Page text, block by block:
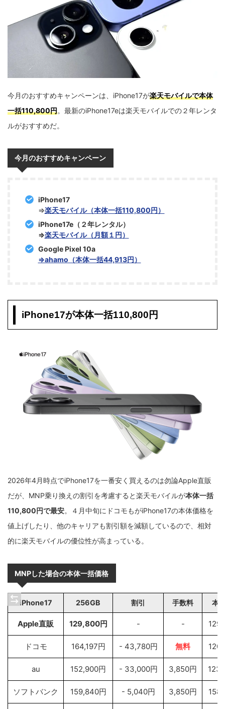
今月のおすすめキャンペーンは、iPhone17が楽天モバイルで本体
一括110,800円。最新のiPhone17eは楽天モバイルでの２年レンタ
ルがおすすめだ。
今月のおすすめキャンペーン
iPhone17
⇒楽天モバイル（本体一括110,800円）
iPhone17e（２年レンタル）
⇒楽天モバイル（月額１円）
Google Pixel 10a
⇒ahamo（本体一括44,913円）
iPhone17が本体一括110,800円
2026年4月時点でiPhone17を一番安く買えるのは勿論Apple直販
だが、MNP乗り換えの割引を考慮すると楽天モバイルが本体一括
110,800円で最安。４月中旬にドコモもがiPhone17の本体価格を
値上げしたり、他のキャリアも割引額を減額しているので、相対
的に楽天モバイルの優位性が高まっている。
MNPした場合の本体一括価格
iPhone17 256GB 割引 手数料 本
Apple直販 129,800円 - -
ドコモ 164,197円 - 43,780円 無料
au 152,900円 - 33,000円 3,850円
ソフトバンク 159,840円 - 5,040円 3,850円